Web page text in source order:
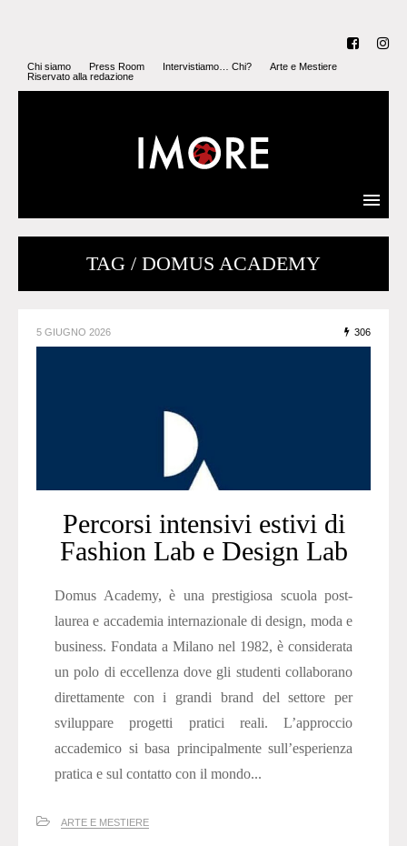
Chi siamo Press Room Intervistiamo… Chi?
Arte e Mestiere
Riservato alla redazione
TAG / DOMUS ACADEMY
5 GIUGNO 2026 306
Percorsi intensivi estivi di
Fashion Lab e Design Lab
Domus Academy, è una prestigiosa scuola post-
laurea e accademia internazionale di design, moda e
business. Fondata a Milano nel 1982, è considerata
un polo di eccellenza dove gli studenti collaborano
direttamente con i grandi brand del settore per
sviluppare progetti pratici reali. L’approccio
accademico si basa principalmente sull’esperienza
pratica e sul contatto con il mondo...
ARTE E MESTIERE